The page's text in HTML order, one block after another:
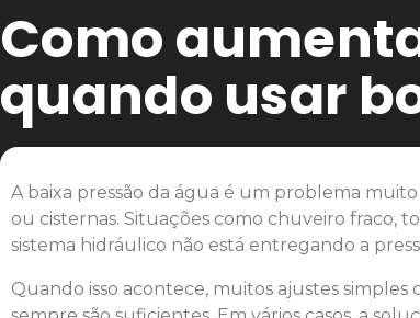
Como
quando usar
A baixa pressão da água é um problema
ou cisternas. Situações como chuveiro fraco,
sistema hidráulico não está entregando a
Quando isso acontece, muitos ajustes